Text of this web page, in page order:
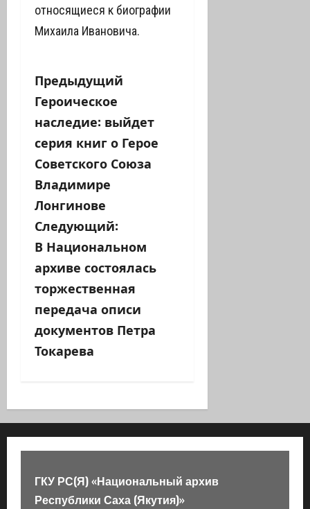
относящиеся к биографии
Михаила Ивановича.
Н
а
в
и
г
а
ц
и
я
з
п
и
с
и
Предыдущий
Героическое
наследие: выйдет
серия книг о Герое
Советского Союза
Владимире
Лонгинове
Следующий:
В Национальном
архиве состоялась
торжественная
передача описи
документов Петра
Токарева
ГКУ РС(Я) «Национальный архив
Республики Саха (Якутия)»